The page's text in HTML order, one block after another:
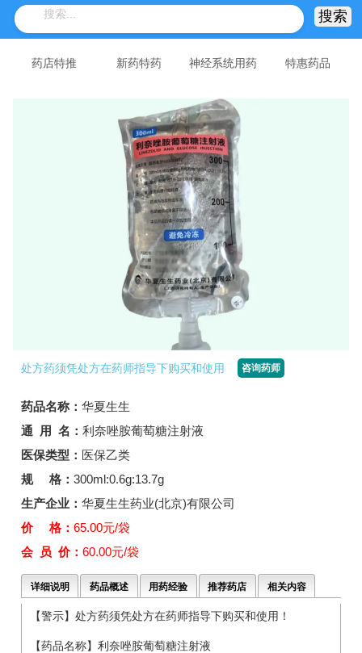
药店特推 新药特药 神经系统用药 特惠药品
处方药须凭处方在药师指导下购买和使用 咨询药师
药品名称： 华夏生生
通 用 名： 利奈唑胺葡萄糖注射液
医保类型： 医保乙类
规 格： 300ml:0.6g:13.7g
生产企业： 华夏生生药业(北京)有限公司
价 格： 65.00元/袋
会 员 价： 60.00元/袋
详细说明 药品概述 用药经验 推荐药店 相关内容
【警示】处方药须凭处方在药师指导下购买和使用！
【药品名称】利奈唑胺葡萄糖注射液